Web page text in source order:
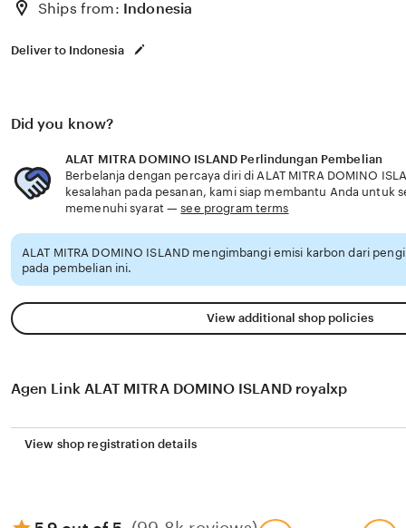
Ships from: Indonesia
Deliver to Indonesia
Did you know?
ALAT MITRA DOMINO ISLAND Perlindungan Pembelian
Berbelanja dengan percaya diri di ALAT MITRA DOMINO
kesalahan pada pesanan, kami siap membantu Anda untuk
memenuhi syarat —see program terms
ALAT MITRA DOMINO ISLAND mengimbangi emisi karbon dari
pada pembelian ini.
View additional shop policies
Agen Link ALAT MITRA DOMINO ISLAND royalxp
View shop registration details